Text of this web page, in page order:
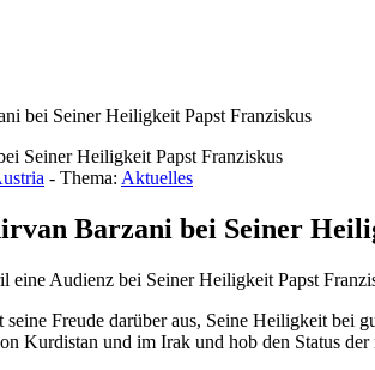
bei Seiner Heiligkeit Papst Franziskus
- Thema: Aktuelles
Barzani bei Seiner
eine Audienz bei Seiner Heiligkeit Papst
Freude darüber aus, Seine Heiligkeit bei
Kurdistan und im Irak und hob den Status